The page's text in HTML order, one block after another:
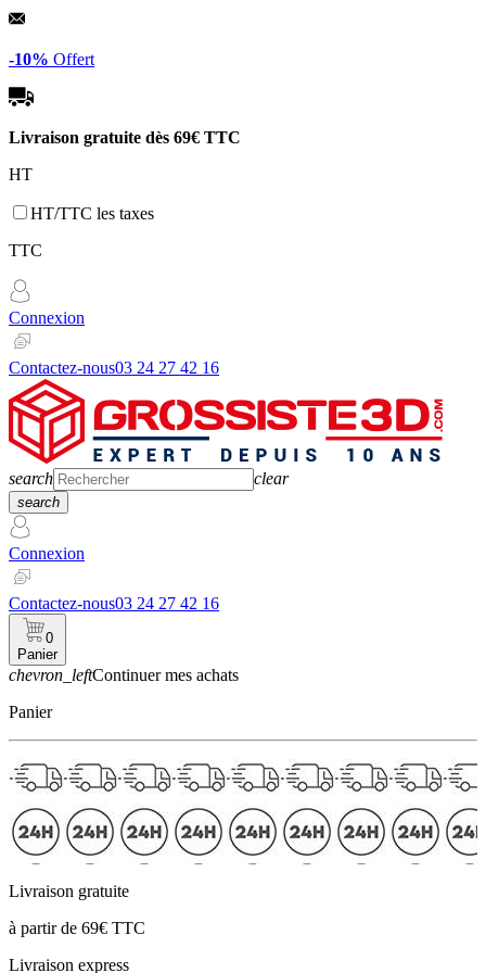
Panneau de gestion des cookies
-10% Offert
Livraison gratuite dès 69€ TTC
HT
HT/TTC les taxes
TTC
Connexion
Contactez-nous03 24 27 42 16
search clear
search
Connexion
Contactez-nous03 24 27 42 16
0
Panier
chevron_leftContinuer mes achats
Panier
Livraison gratuite
à partir de 69€ TTC
Livraison express